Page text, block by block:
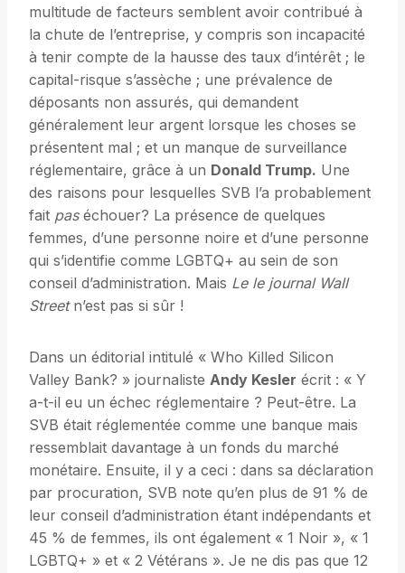
multitude de facteurs semblent avoir contribué à
la chute de l’entreprise, y compris son incapacité
à tenir compte de la hausse des taux d’intérêt ; le
capital-risque s’assèche ; une prévalence de
déposants non assurés, qui demandent
généralement leur argent lorsque les choses se
présentent mal ; et un manque de surveillance
réglementaire, grâce à un Donald Trump. Une
des raisons pour lesquelles SVB l’a probablement
fait paséchouer? La présence de quelques
femmes, d’une personne noire et d’une personne
qui s’identifie comme LGBTQ+ au sein de son
conseil d’administration. Mais Le le journal Wall
Streetn’est pas si sûr !
Dans un éditorial intitulé « Who Killed Silicon
Valley Bank? » journaliste Andy Kesler écrit : « Y
a-t-il eu un échec réglementaire ? Peut-être. La
SVB était réglementée comme une banque mais
ressemblait davantage à un fonds du marché
monétaire. Ensuite, il y a ceci : dans sa déclaration
par procuration, SVB note qu’en plus de 91 % de
leur conseil d’administration étant indépendants et
45 % de femmes, ils ont également « 1 Noir », « 1
LGBTQ+ » et « 2 Vétérans ». Je ne dis pas que 12